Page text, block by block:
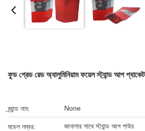
ফুড গ্রেড রেড অ্যালুমিনিয়াম ফয়েল স্ট্যান্ড আপ প্যাকেট
ব্র্যান্ড নাম: None
মডেল নম্বর: জানালার সাথে স্ট্যান্ড আপ পাউচ